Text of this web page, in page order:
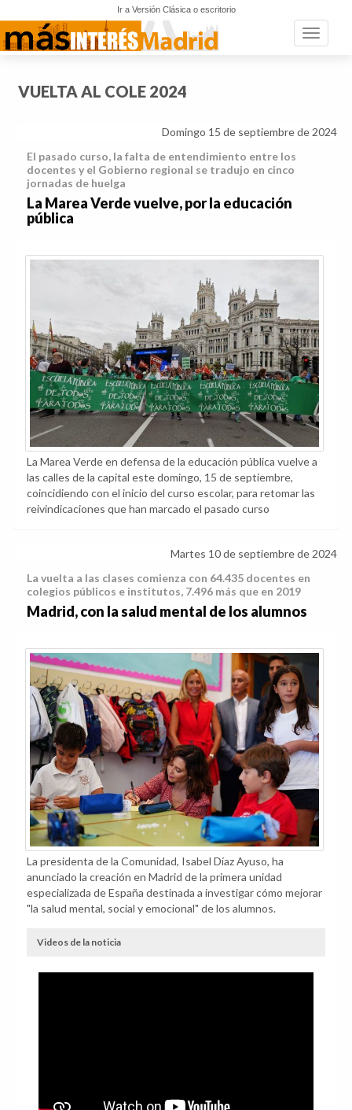
Ir a Versión Clásica o escritorio
Toggle
VUELTA AL COLE 2024
Domingo 15 de septiembre de 2024
El pasado curso, la falta de entendimiento entre los
docentes y el Gobierno regional se tradujo en cinco
jornadas de huelga
La Marea Verde vuelve, por la educación
pública
La Marea Verde en defensa de la educación pública vuelve a
las calles de la capital este domingo, 15 de septiembre,
coincidiendo con el inicio del curso escolar, para retomar las
reivindicaciones que han marcado el pasado curso
Martes 10 de septiembre de 2024
La vuelta a las clases comienza con 64.435 docentes en
colegios públicos e institutos, 7.496 más que en 2019
Madrid, con la salud mental de los alumnos
La presidenta de la Comunidad, Isabel Díaz Ayuso, ha
anunciado la creación en Madrid de la primera unidad
especializada de España destinada a investigar cómo mejorar
"la salud mental, social y emocional" de los alumnos.
Videos de la noticia